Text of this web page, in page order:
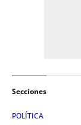
Secciones
POLÍTICA